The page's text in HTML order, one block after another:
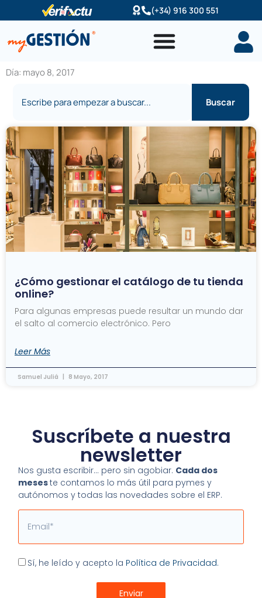
al
contenido
(+34) 916 300 551
Día: mayo 8, 2017
Buscar
¿Cómo gestionar el catálogo de tu tienda
online?
Para algunas empresas puede resultar un mundo dar
el salto al comercio electrónico. Pero
Leer Más
Samuel Juliá 8 Mayo, 2017
Suscríbete a nuestra
newsletter
Nos gusta escribir… pero sin agobiar. Cada dos
meseste contamos lo más útil para pymes y
autónomos y todas las novedades sobre el ERP.
Email
Aceptación
Sí, he leído y acepto la Política de Privacidad.
Enviar